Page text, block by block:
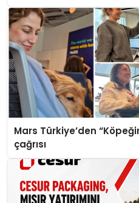
Mars Türkiye’den
çağrısı